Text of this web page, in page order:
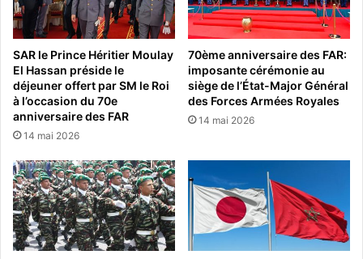
SAR le Prince Héritier Moulay
El Hassan préside le
déjeuner offert par SM le Roi
à l’occasion du 70e
anniversaire des FAR
14 mai 2026
70ème anniversaire des FAR:
imposante cérémonie au
siège de l’État-Major Général
des Forces Armées Royales
14 mai 2026